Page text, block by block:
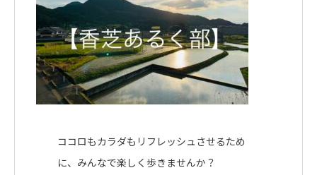
ココロもカラダもリフレッシュさせるため
に、みんなで楽しく歩きませんか？